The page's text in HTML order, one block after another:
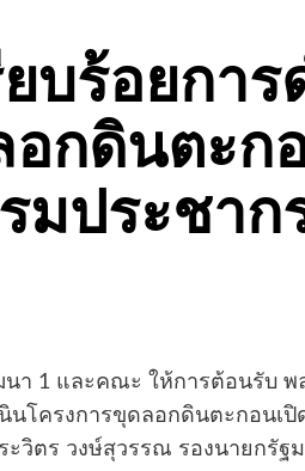
บร้อยการ
กดินตะก
มประชาก
า 1 และคณะ ให้การต้อนรับ
นโครงการขุดลอกดินตะกอนเปิ
ะวิตร วงษ์สุวรรณ รองนายกรัฐ